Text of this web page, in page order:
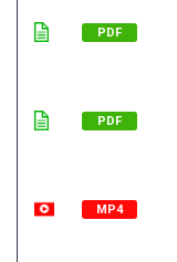
PDF
PDF
MP4